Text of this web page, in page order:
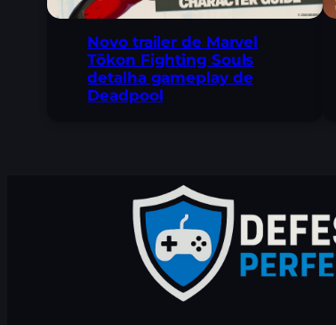
Novo trailer de Marvel
Tōkon Fighting Souls
detalha gameplay de
Deadpool